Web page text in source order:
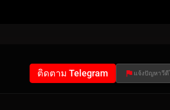
ติดตาม Telegram แจ้งปัญหาวีดี